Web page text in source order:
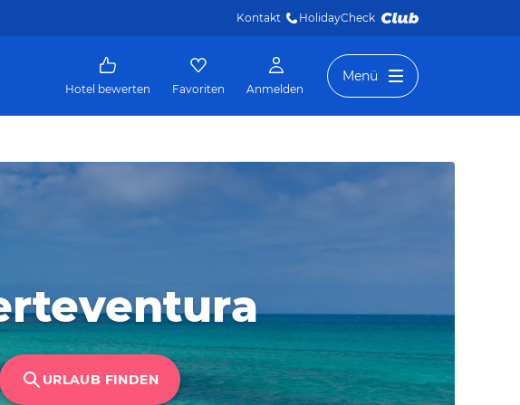
Kontakt HolidayCheck
Hotel bewerten Favoriten Anmelden
Menü